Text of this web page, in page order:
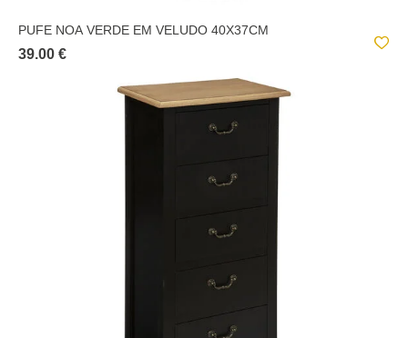
PUFE NOA VERDE EM VELUDO 40X37CM
39.00 €